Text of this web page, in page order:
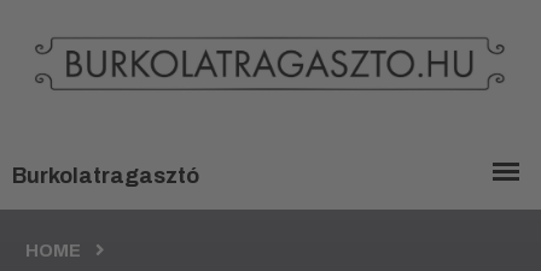
HOME